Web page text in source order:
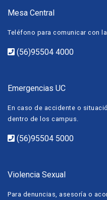
Mesa Central
Teléfono para comunicar con
(56)95504 4000
Emergencias UC
En caso de accidente o
dentro de los campus.
(56)95504 5000
Violencia Sexual
Para denuncias, asesoría o